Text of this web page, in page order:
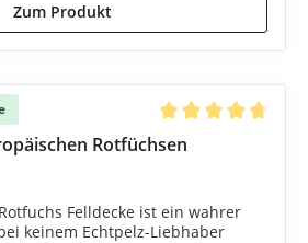
Zum Produkt
Rotfüchsen
Felldecke ist ein wahrer
keinem Echtpelz-Liebhaber